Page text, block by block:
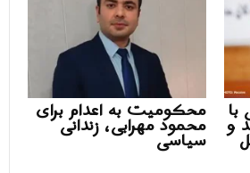
محکومیت به اعدام برای
محمود مهرابی، زندانی
سیاسی و